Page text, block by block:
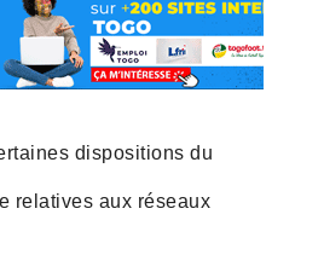
dispositions du
relatives aux réseaux